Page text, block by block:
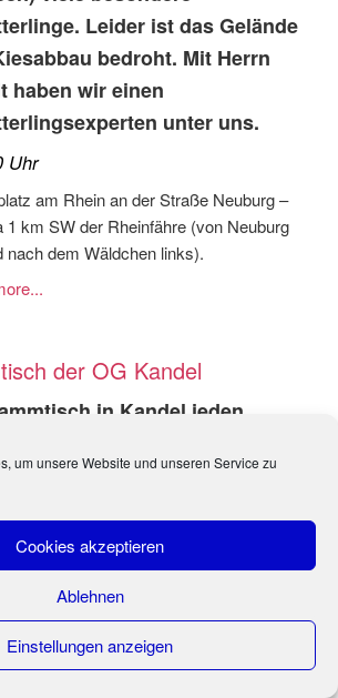
um unsere Website und unseren Service zu
Cookies akzeptieren
Ablehnen
Einstellungen anzeigen
Leider ist das Gelände
bedroht. Mit Herrn
haben wir einen
unter uns.
Uhr
am Rhein an der Straße Neuburg –
1 km SW der Rheinfähre (von Neuburg
nach dem Wäldchen links).
der OG Kandel
in Kandel jeden
Hauptstraße 62, 76870 Kandel
Rettungsversuch für den
Gastvortrag beim